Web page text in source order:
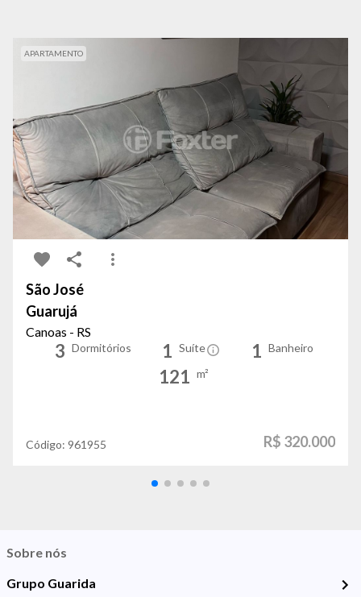
APARTAMENTO
São José
Guarujá
Canoas - RS
3 Dormitórios 1 Suíte 1 Banheiro
121 m²
Código: 961955 R$ 320.000
Sobre nós
Grupo Guarida